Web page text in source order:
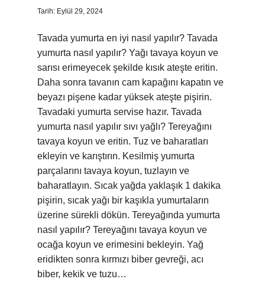
Tarih: Eylül 29, 2024
Tavada yumurta en iyi nasıl yapılır? Tavada
yumurta nasıl yapılır? Yağı tavaya koyun ve
sarısı erimeyecek şekilde kısık ateşte eritin.
Daha sonra tavanın cam kapağını kapatın ve
beyazı pişene kadar yüksek ateşte pişirin.
Tavadaki yumurta servise hazır. Tavada
yumurta nasıl yapılır sıvı yağlı? Tereyağını
tavaya koyun ve eritin. Tuz ve baharatları
ekleyin ve karıştırın. Kesilmiş yumurta
parçalarını tavaya koyun, tuzlayın ve
baharatlayın. Sıcak yağda yaklaşık 1 dakika
pişirin, sıcak yağı bir kaşıkla yumurtaların
üzerine sürekli dökün. Tereyağında yumurta
nasıl yapılır? Tereyağını tavaya koyun ve
ocağa koyun ve erimesini bekleyin. Yağ
eridikten sonra kırmızı biber gevreği, acı
biber, kekik ve tuzu…